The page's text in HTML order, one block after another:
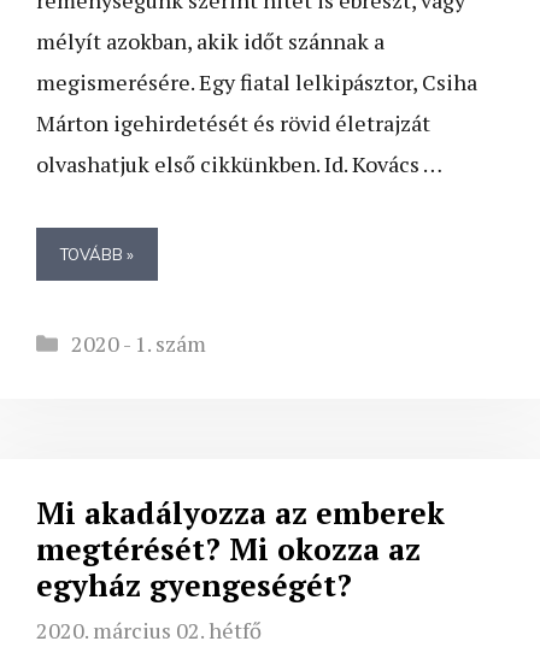
mélyít azokban, akik időt szánnak a
megismerésére. Egy fiatal lelkipásztor, Csiha
Márton igehirdetését és rövid életrajzát
olvashatjuk első cikkünkben. Id. Kovács …
TOVÁBB »
Kategória
2020 - 1. szám
Mi akadályozza az emberek
megtérését? Mi okozza az
egyház gyengeségét?
2020. március 02. hétfő